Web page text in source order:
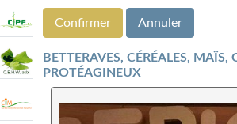
Confirmer Annuler
BETTERAVES, CÉRÉALES, MAÏS,
PROTÉAGINEUX